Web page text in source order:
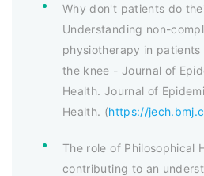
Why don't patients do
Understanding non-
physiotherapy in
the knee - Journal of
Health. Journal of
Health. (https://
The role of Philosophical
contributing to an